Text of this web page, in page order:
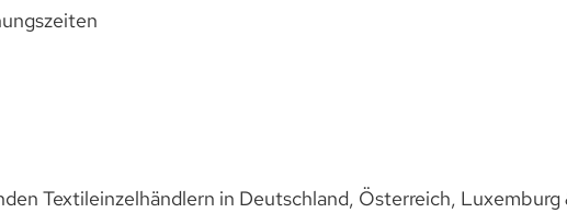
Textileinzelhändlern in Deutschland, Österreich,